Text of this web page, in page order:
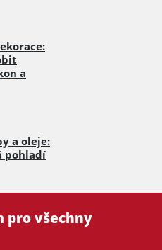
a
a oleje:
pohladí
pro všechny